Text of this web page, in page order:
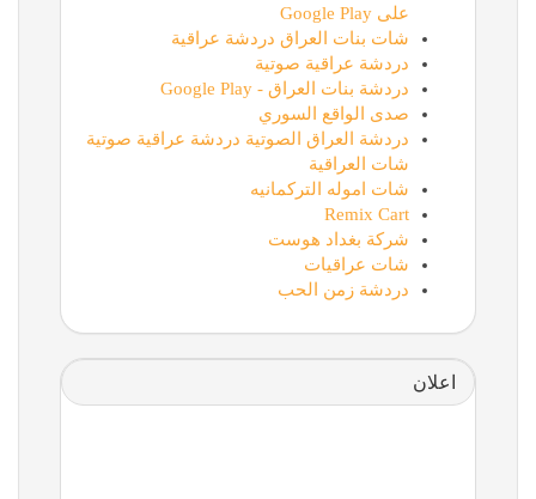
على Google Play
شات بنات العراق دردشة عراقية
دردشة عراقية صوتية
دردشة بنات العراق - Google Play
صدى الواقع السوري
دردشة العراق الصوتية دردشة عراقية صوتية
شات العراقية
شات اموله التركمانيه
Remix Cart
شركة بغداد هوست
شات عراقيات
دردشة زمن الحب
اعلان